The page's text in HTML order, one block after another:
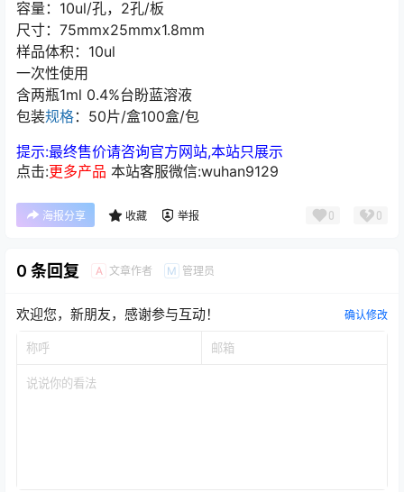
容量：10ul/孔，2孔/板
尺寸：75mmx25mmx1.8mm
样品体积：10ul
一次性使用
含两瓶1ml 0.4%台盼蓝溶液
包装规格：50片/盒100盒/包
提示:最终售价请咨询官方网站,本站只展示
点击:更多产品 本站客服微信:wuhan9129
海报分享 收藏 举报 0 0
0 条回复 A 文章作者 M 管理员
欢迎您，新朋友，感谢参与互动！ 确认修改